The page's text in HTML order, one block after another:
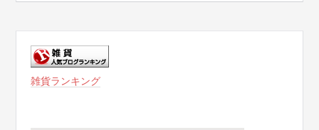
雑貨ランキング